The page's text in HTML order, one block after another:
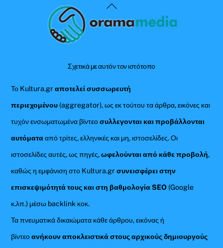
Back
To
Σχετικά με αυτόν τον ιστότοπο
Το Kultura.grαποτελεί συσσωρευτή
περιεχομένου (aggregator), ως εκ τούτου τα άρθρα, εικόνες και
τυχόν ενσωματωμένα βίντεοσυλλεγονται και προβάλλονται
αυτόματααπό τρίτες, ελληνικές και μη, ιστοσελίδες. Οι
ιστοσελίδες αυτές, ως πηγές,ωφελούνται από κάθε προβολή,
καθώς η εμφάνιση στο Kultura.gr συνεισφέρει στην
επισκεψιμότητά τους και στη βαθμολογία SEO (Google
κ.λπ.) μέσω backlink κοκ.
Τα πνευματικά δικαιώματα κάθε άρθρου, εικόνας ή
βίντεοανήκουν αποκλειστικά στους αρχικούς δημιουργούς